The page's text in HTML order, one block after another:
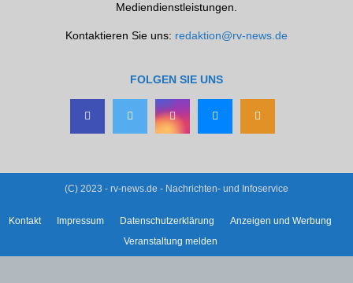
Mediendienstleistungen.
Kontaktieren Sie uns: redaktion@rv-news.de
FOLGEN SIE UNS
(C) 2023 - rv-news.de - Nachrichten- und Infoservice
Kontakt Impressum Datenschutzerklärung
Anzeigen und Werbung
Veranstaltung melden